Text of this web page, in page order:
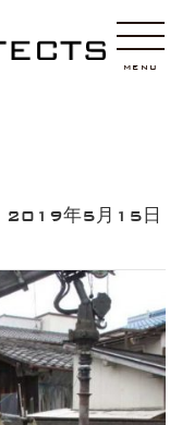
MENU
2019年5月15日